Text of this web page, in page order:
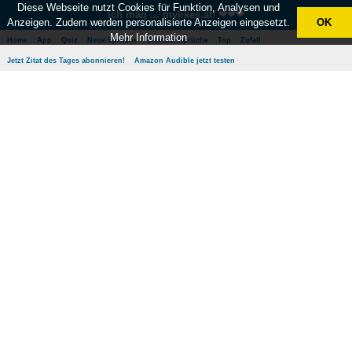
Ich mag ... mylikes.at! ❤❤❤
Home App Quiz Neue Sprüche Beliebte Sprüche Top Zufall
Jetzt Zitat des Tages abonnieren! Amazon Audible jetzt testen
Diese Webseite nutzt Cookies für Funktion, Analysen und
Anzeigen. Zudem werden personalisierte Anzeigen eingesetzt.
Mehr Information
OK